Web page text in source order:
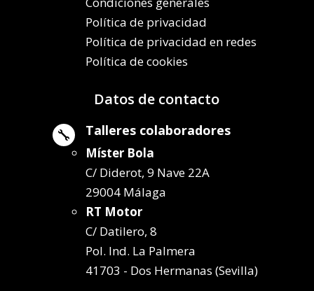
Política de privacidad
Política de privacidad en redes
Política de cookies
Datos de contacto
 Talleres colaboradores
Míster Bola
C/ Diderot, 9 Nave 22A
29004 Málaga
RT Motor
C/ Datilero, 8
Pol. Ind. La Palmera
41703 - Dos Hermanas (Sevilla)